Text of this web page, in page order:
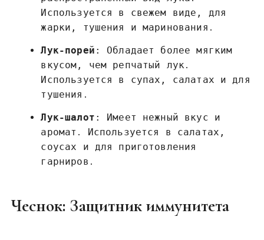
Используется в свежем виде, для
жарки, тушения и маринования․
Лук-порей : Обладает более мягким
вкусом, чем репчатый лук․
Используется в супах, салатах и для
тушения․
Лук-шалот : Имеет нежный вкус и
аромат․ Используется в салатах,
соусах и для приготовления
гарниров․
Чеснок: Защитник иммунитета